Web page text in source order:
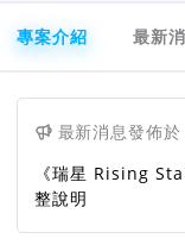
專案介紹
最新
最新消息發佈
《瑞星 Rising
整說明